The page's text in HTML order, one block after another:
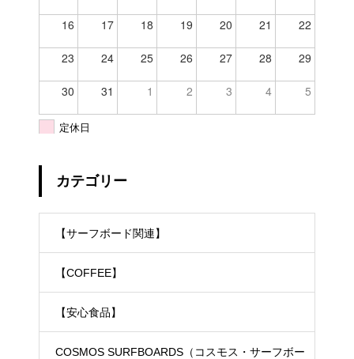
16 17 18 19 20 21 22
23 24 25 26 27 28 29
30 31 1 2 3 4 5
定休日
カテゴリー
【サーフボード関連】
【COFFEE】
【安心食品】
COSMOS SURFBOARDS（コスモス・サーフボー